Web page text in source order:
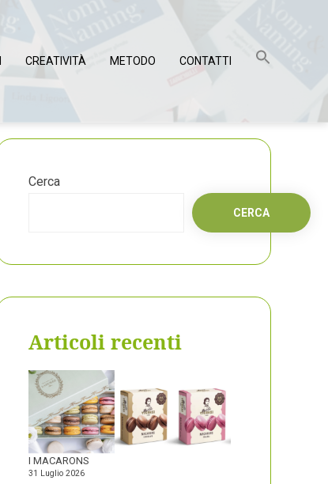
CREATIVITÀ METODO CONTATTI
Cerca
CERCA
Articoli recenti
I MACARONS
31 Luglio 2026